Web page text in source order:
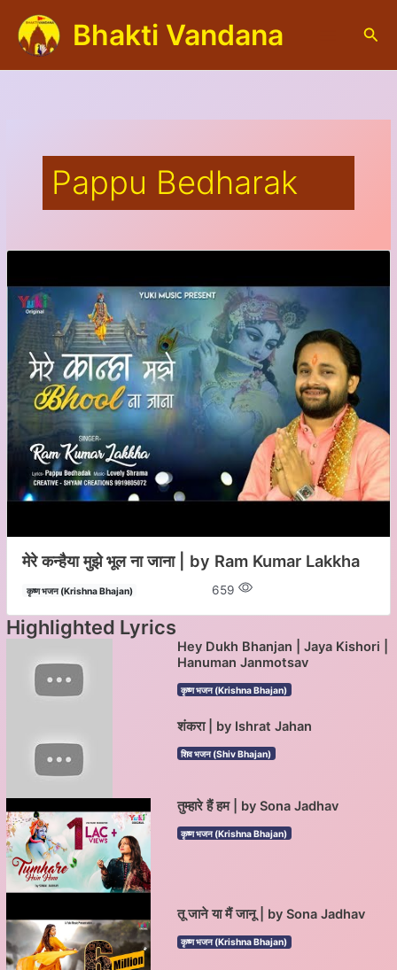
content
Bhakti Vandana
S
a
h
Pappu Bedharak
मेरे कन्हैया मुझे भूल ना जाना | by Ram Kumar Lakkha
कृष्ण भजन (Krishna Bhajan) 659
Highlighted Lyrics
Hey Dukh Bhanjan | Jaya Kishori |
Hanuman Janmotsav
कृष्ण भजन (Krishna Bhajan)
शंकरा | by Ishrat Jahan
शिव भजन (Shiv Bhajan)
तुम्हारे हैं हम | by Sona Jadhav
कृष्ण भजन (Krishna Bhajan)
तू जाने या मैं जानू | by Sona Jadhav
कृष्ण भजन (Krishna Bhajan)